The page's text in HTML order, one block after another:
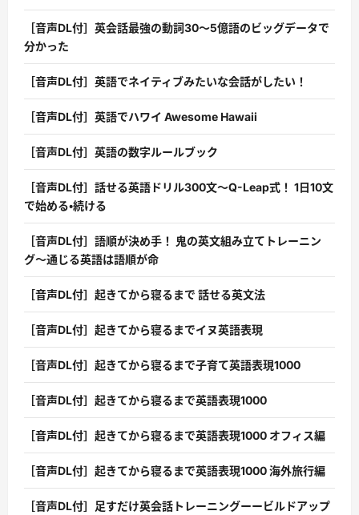
［音声DL付］英会話最強の動詞30〜5億語のビッグデータで
分かった
［音声DL付］英語でネイティブみたいな会話がしたい！
［音声DL付］英語でハワイ Awesome Hawaii
［音声DL付］英語の数字ルールブック
［音声DL付］話せる英語ドリル300文〜Q-Leap式！ 1日10文
で始める・続ける
［音声DL付］語順が決め手！ 鬼の英文組み立てトレーニン
グ〜通じる英語は語順が命
［音声DL付］起きてから寝るまで 話せる英文法
［音声DL付］起きてから寝るまでイヌ英語表現
［音声DL付］起きてから寝るまで子育て英語表現1000
［音声DL付］起きてから寝るまで英語表現1000
［音声DL付］起きてから寝るまで英語表現1000 オフィス編
［音声DL付］起きてから寝るまで英語表現1000 海外旅行編
［音声DL付］足すだけ英会話トレーニングーービルドアップ